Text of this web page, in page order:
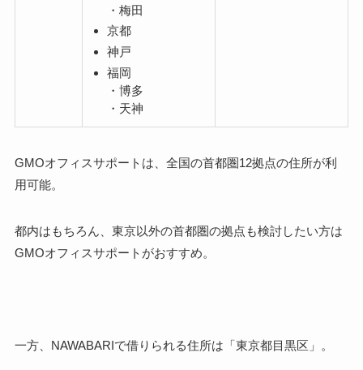
・梅田
京都
神戸
福岡
・博多
・天神
GMOオフィスサポートは、全国の首都圏12拠点の住所が利
用可能。
都内はもちろん、東京以外の首都圏の拠点も検討したい方は
GMOオフィスサポート がおすすめ。
一方、NAWABARIで借りられる住所は「東京都目黒区」。